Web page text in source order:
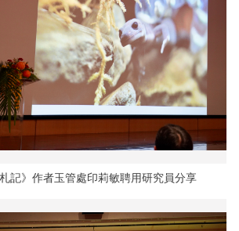
記》作者玉管處印莉敏聘用研究員分享